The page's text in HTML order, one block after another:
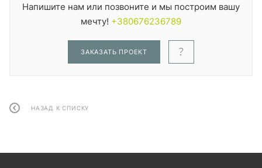
Напишите нам или позвоните и мы построим вашу
мечту! +380676236789
ЗАКАЗАТЬ ПРОЕКТ
НАЗАД К СПИСКУ